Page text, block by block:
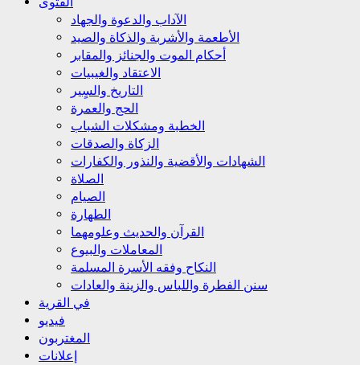
الآداب والدعوة والجهاد
الأطعمة والأشربة والذكاة والصيد
أحكام الموت والجنائز والمقابر
الاعتقاد والغيبيات
التاريخ والسٍير
الحج والعمرة
الخطبة ومشكلات الشباب
الزكاة والصدقات
الشهادات والأقضية والنذور والكفارات
الصلاة
الصيام
الطهارة
القرآن والحديث وعلومهما
المعاملات والبيوع
النكاح وفقه الأسرة المسلمة
سنن الفطرة واللباس والزينة والعادات
في القرية
فيديو
المغتربون
إعلانات